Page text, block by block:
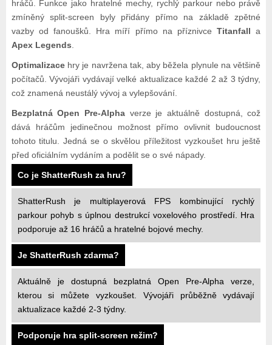
hráčů. Funkce jako hratelné mechy, rychlý parkour nebo právě
zmíněný split-screen byly přidány přímo na základě zpětné
vazby od fanoušků. Hra míří přímo na příznivceTitanfall a
Apex Legends
Optimalizacehry je navržena tak, aby běžela plynule na většině
počítačů. Vývojáři vydávají velké aktualizace každé 2 až 3 týdny,
což znamená neustálý vývoj a vylepšování.
Bezplatná Open Pre-Alphaverze je aktuálně dostupná, což
dává hráčům jedinečnou možnost přímo ovlivnit budoucnost
tohoto titulu. Jedná se o skvělou příležitost vyzkoušet hru ještě
před oficiálním vydáním a podělit se o své nápady.
Co je ShatterRush za hru?
ShatterRush je multiplayerová FPS kombinující rychlý
parkour pohyb s úplnou destrukcí voxelového prostředí. Hra
podporuje až 16 hráčů a hratelné bojové mechy.
Je ShatterRush zdarma?
Aktuálně je dostupná bezplatná Open Pre-Alpha verze,
kterou si můžete vyzkoušet. Vývojáři průběžně vydávají
aktualizace každé 2-3 týdny.
Podporuje hra split-screen režim?